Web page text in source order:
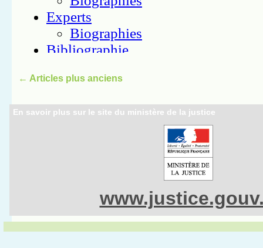
← Articles plus anciens
En savoir plus sur le site du ministère de la justice